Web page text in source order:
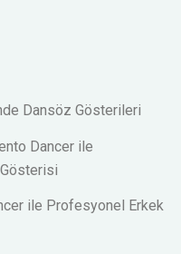
Dansöz Gösterileri
Dancer ile
ile Profesyonel Erkek